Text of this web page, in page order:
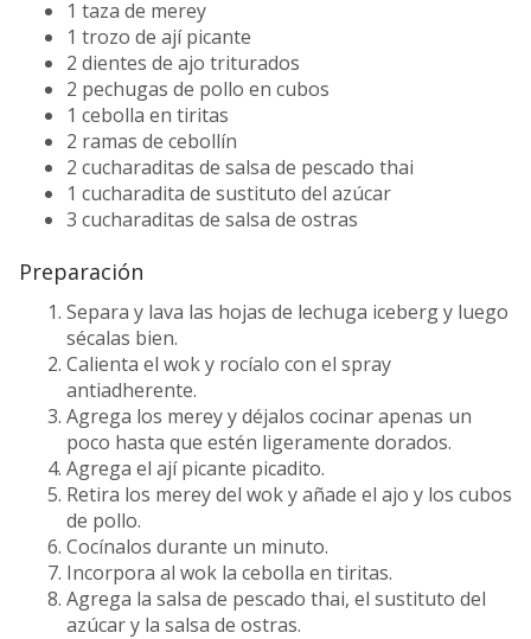
1 taza de merey
1 trozo de ají picante
2 dientes de ajo triturados
2 pechugas de pollo en cubos
1 cebolla en tiritas
2 ramas de cebollín
2 cucharaditas de salsa de pescado thai
1 cucharadita de sustituto del azúcar
3 cucharaditas de salsa de ostras
Preparación
Separa y lava las hojas de lechuga iceberg y luego
sécalas bien.
Calienta el wok y rocíalo con el spray
antiadherente.
Agrega los merey y déjalos cocinar apenas un
poco hasta que estén ligeramente dorados.
Agrega el ají picante picadito.
Retira los merey del wok y añade el ajo y los cubos
de pollo.
Cocínalos durante un minuto.
Incorpora al wok la cebolla en tiritas.
Agrega la salsa de pescado thai, el sustituto del
azúcar y la salsa de ostras.